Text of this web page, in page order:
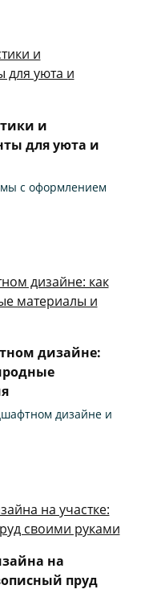
и
для уюта и
с оформлением
дизайне:
дизайне и
на
пруд